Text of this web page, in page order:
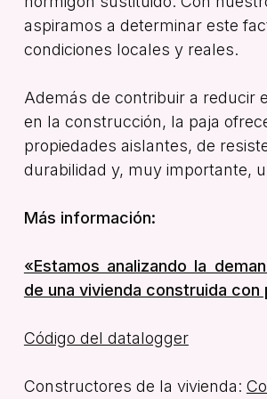
aspiramos a determinar este
condiciones locales y reales.
Además de contribuir a reducir
en la construcción, la paja
propiedades aislantes, de
durabilidad y, muy importante,
Más información:
«Estamos analizando la
de una vivienda construida con
Código del datalogger
Constructores de la vivienda: